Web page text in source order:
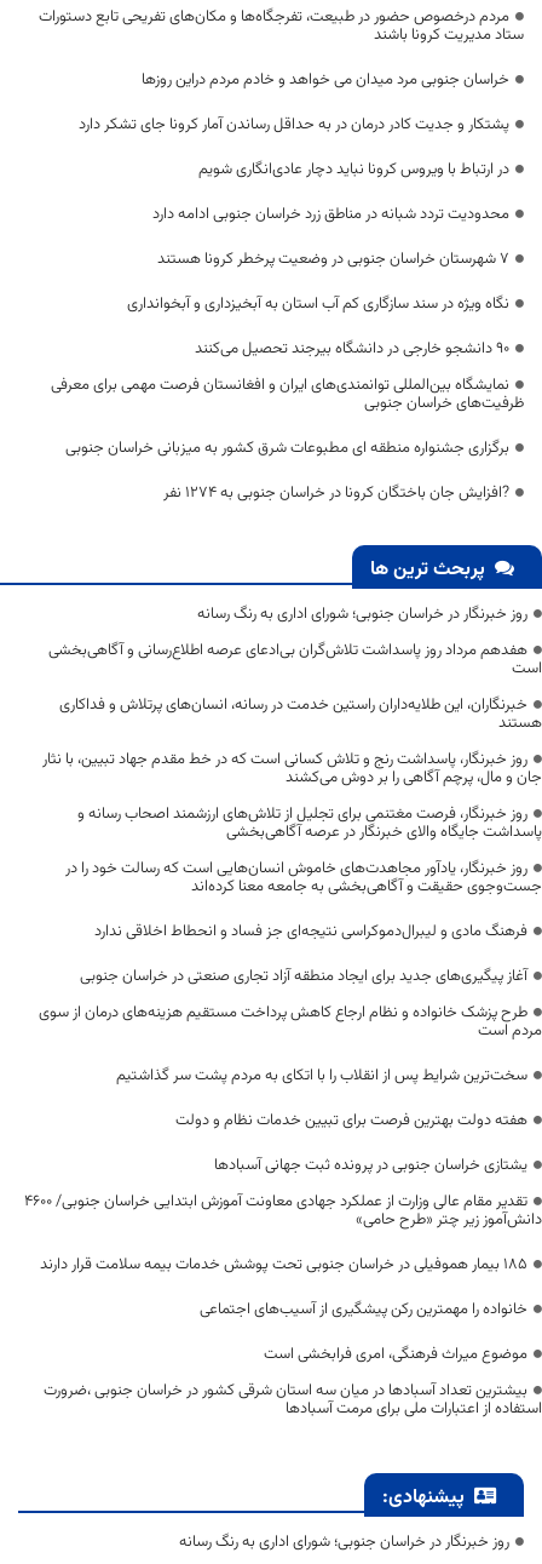
مردم درخصوص حضور در طبیعت، تفرجگاه‌ها و مکان‌های تفریحی تابع دستورات
ستاد مدیریت کرونا باشند
خراسان جنوبی مرد میدان می خواهد و خادم مردم دراین روزها
پشتکار و جدیت کادر درمان در به حداقل رساندن آمار کرونا جای تشکر دارد
در ارتباط با ویروس کرونا نباید دچار عادی‌انگاری شویم
محدودیت تردد شبانه در مناطق زرد خراسان جنوبی ادامه دارد
۷ شهرستان خراسان جنوبی در وضعیت پرخطر کرونا هستند
نگاه ویژه در سند سازگاری کم آب استان به آبخیزداری و آبخوانداری
۹۰ دانشجو خارجی در دانشگاه بیرجند تحصیل می‌کنند
نمایشگاه بین‌المللی توانمندی‌های ایران و افغانستان فرصت مهمی برای معرفی
ظرفیت‌های خراسان جنوبی
برگزاری جشنواره منطقه ای مطبوعات شرق کشور به میزبانی خراسان جنوبی
?افزایش جان باختگان کرونا در خراسان جنوبی به 1274 نفر
پربحث ترین ها
روز خبرنگار در خراسان جنوبی؛ شورای اداری به رنگ رسانه
هفدهم مرداد روز پاسداشت تلاش‌گران بی‌ادعای عرصه اطلاع‌رسانی و آگاهی‌بخشی
است
خبرنگاران، این طلایه‌داران راستین خدمت در رسانه، انسان‌های پرتلاش و فداکاری
هستند
روز خبرنگار، پاسداشت رنج و تلاش کسانی است که در خط مقدم جهاد تبیین، با نثار
جان و مال، پرچم آگاهی را بر دوش می‌کشند
روز خبرنگار، فرصت مغتنمی برای تجلیل از تلاش‌های ارزشمند اصحاب رسانه و
پاسداشت جایگاه والای خبرنگار در عرصه آگاهی‌بخشی
روز خبرنگار، یادآور مجاهدت‌های خاموش انسان‌هایی است که رسالت خود را در
جست‌وجوی حقیقت و آگاهی‌بخشی به جامعه معنا کرده‌اند
فرهنگ مادی و لیبرال‌دموکراسی نتیجه‌ای جز فساد و انحطاط اخلاقی ندارد
آغاز پیگیری‌های جدید برای ایجاد منطقه آزاد تجاری صنعتی در خراسان جنوبی
طرح پزشک خانواده و نظام ارجاع کاهش پرداخت مستقیم هزینه‌های درمان از سوی
مردم است
سخت‌ترین شرایط پس از انقلاب را با اتکای به مردم پشت سر گذاشتیم
هفته دولت بهترین فرصت برای تبیین خدمات نظام و دولت
یشتازی خراسان جنوبی در پرونده ثبت جهانی آسبادها
تقدیر مقام عالی وزارت از عملکرد جهادی معاونت آموزش ابتدایی خراسان جنوبی/ ۴۶۰۰
دانش‌آموز زیر چتر «طرح حامی»
۱۸۵ بیمار هموفیلی در خراسان جنوبی تحت پوشش خدمات بیمه سلامت قرار دارند
خانواده را مهمترین رکن پیشگیری از آسیب‌های اجتماعی
موضوع میراث فرهنگی، امری فرابخشی است
بیشترین تعداد آسبادها در میان سه استان شرقی کشور در خراسان جنوبی ،ضرورت
استفاده از اعتبارات ملی برای مرمت آسبادها
پیشنهادی:
روز خبرنگار در خراسان جنوبی؛ شورای اداری به رنگ رسانه